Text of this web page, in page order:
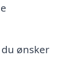
ønsker